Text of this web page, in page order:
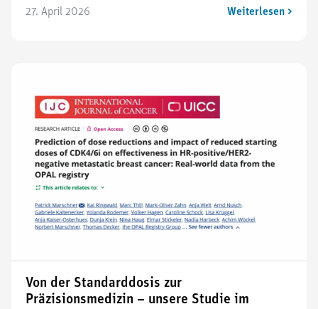
27. April 2026 Weiterlesen >
Von der Standarddosis zur
Präzisionsmedizin – unsere Studie im